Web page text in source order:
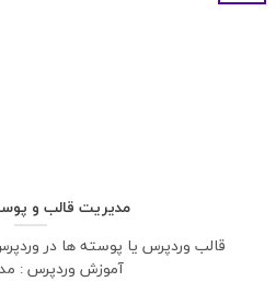
مدیریت قالب و
قالب وردپرس یا پوسته ها در
آموزش وردپرس :